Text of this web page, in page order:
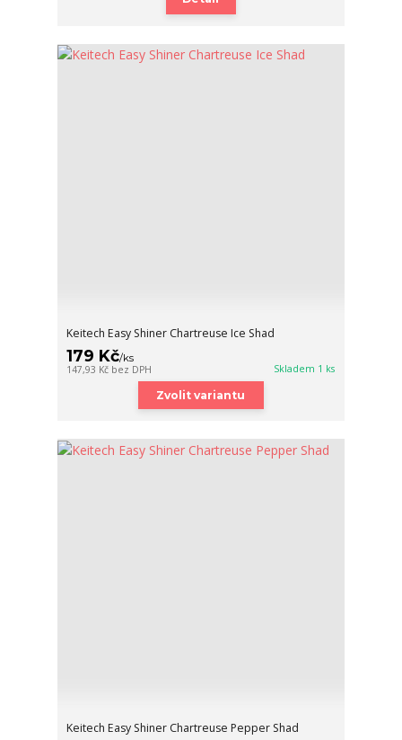
Keitech Easy Shiner Chartreuse Ice Shad
179 Kč/ks
147,93 Kč bez DPH Skladem 1 ks
Zvolit variantu
Keitech Easy Shiner Chartreuse Pepper Shad